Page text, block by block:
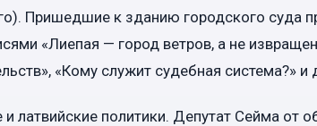
Пришедшие к зданию городского суда
«Лиепая — город ветров, а не
«Кому служит судебная система?» и
и латвийские политики. Депутат Сейма от